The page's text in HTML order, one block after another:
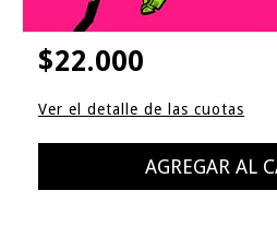
$22.000
Ver el detalle de las cuotas